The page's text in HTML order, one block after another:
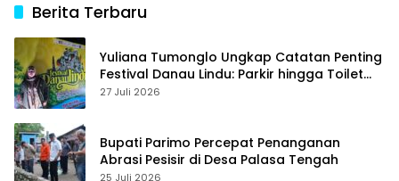
Berita Terbaru
Yuliana Tumonglo Ungkap Catatan Penting
Festival Danau Lindu: Parkir hingga Toilet
Harus Jadi Prioritas
27 Juli 2026
Bupati Parimo Percepat Penanganan
Abrasi Pesisir di Desa Palasa Tengah
25 Juli 2026